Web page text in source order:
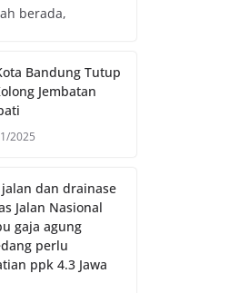
berada,
Bandung Tutup
Jembatan
2025
dan drainase
Jalan Nasional
gaja agung
perlu
ppk 4.3 Jawa